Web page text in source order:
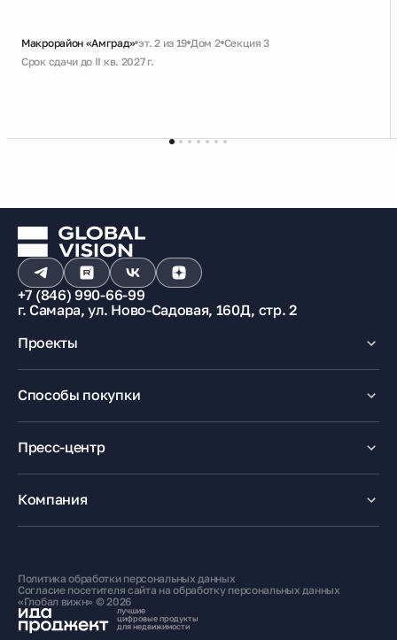
Макрорайон «Амград» эт. 2 из 19 Дом 2 Секция 3
Срок сдачи до II кв. 2027 г.
+7 (846) 990-66-99
г. Самара, ул. Ново-Садовая, 160Д, стр. 2
Проекты
Способы покупки
Ипотека
Рассрочка
Маткапитал
Trade-In
Пресс-центр
Акции
Компания
Жителям
лучшие
цифровые продукты
для недвижимости
Политика обработки персональных данных
Согласие посетителя сайта на обработку персональных данных
«Глобал вижн» © 2026